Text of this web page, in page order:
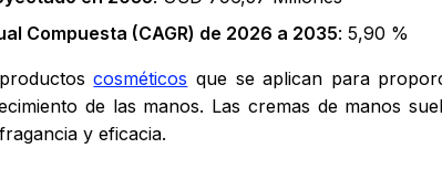
Compuesta (CAGR) de 2026 a 2035: 5,90 %
cosméticos que se aplican para
de las manos. Las cremas de manos
y eficacia.